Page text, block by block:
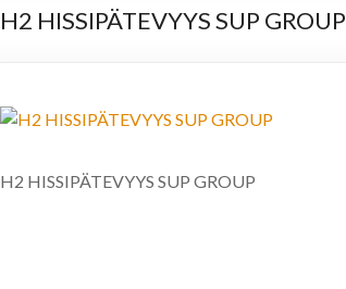
H2 HISSIPÄTEVYYS SUP GROUP
H2 HISSIPÄTEVYYS SUP GROUP